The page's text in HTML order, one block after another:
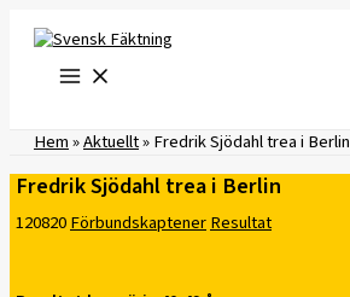
innehåll
Hem»Aktuellt»Fredrik Sjödahl trea i Berlin
Fredrik Sjödahl trea i Berlin
120820FörbundskaptenerResultat